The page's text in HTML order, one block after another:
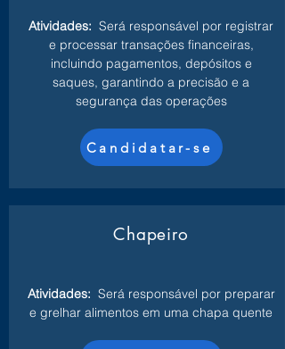
Atividades: Será responsável por registrar
e processar transações financeiras,
incluindo pagamentos, depósitos e
saques, garantindo a precisão e a
segurança das operações
Candidatar-se
Chapeiro
Atividades: Será responsável por preparar
e grelhar alimentos em uma chapa quente